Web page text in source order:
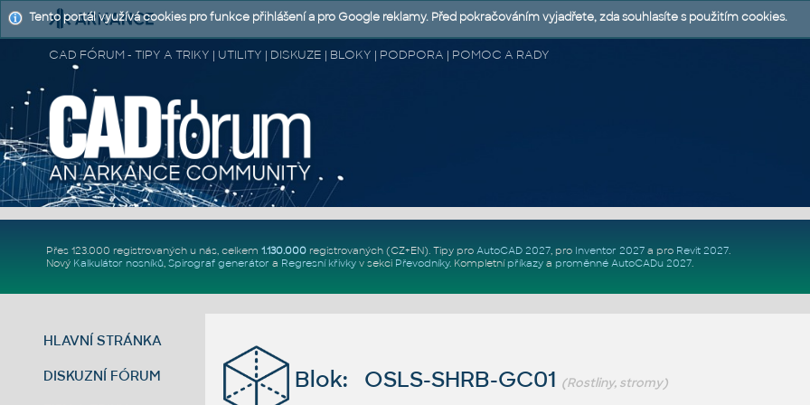
CAD FÓRUM - TIPY A TRIKY | UTILITY | DISKUZE | BLOKY | PODPORA | POMOC A RADY
Přes 123.000 registrovaných u nás, celkem 1.130.000registrovaných (CZ+EN). Tipy pro AutoCAD 2027, pro Inventor 2027a pro Revit 2027.
Nový Kalkulátor nosníků, Spirograf generátor a Regresní křivkyv sekci Převodníky. Kompletní příkazya proměnné AutoCADu 2027.
HLAVNÍ STRÁNKA
DISKUZNÍ FÓRUM Blok: OSLS-SHRB-GC01 (Rostliny, stromy)
Tento portál využívá cookies pro funkce přihlášení a pro Google reklamy. Před pokračováním vyjadřete, zda souhlasíte s použitím cookies.